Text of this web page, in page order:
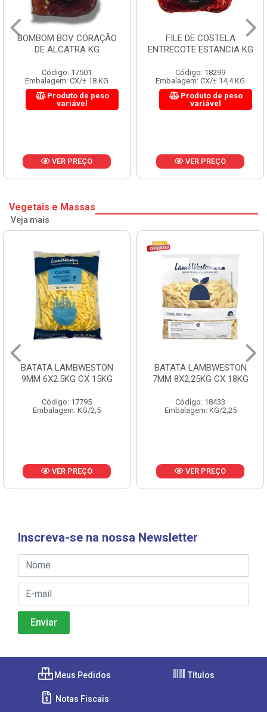
BOMBOM BOV CORAÇÃO
DE ALCATRA KG
Código: 17501
Embalagem: CX/± 18 KG
Produto de peso
variável
VER PREÇO
FILE DE COSTELA
ENTRECOTE ESTANCIA KG
Código: 18299
Embalagem: CX/± 14,4 KG
Produto de peso
variável
VER PREÇO
Vegetais e Massas
Veja mais
BATATA LAMBWESTON
9MM 6X2.5KG CX 15KG
Código: 17795
Embalagem: KG/2,5
VER PREÇO
BATATA LAMBWESTON
7MM 8X2,25KG CX 18KG
Código: 18433
Embalagem: KG/2,25
VER PREÇO
Inscreva-se na nossa Newsletter
Meus Pedidos Títulos
Notas Fiscais